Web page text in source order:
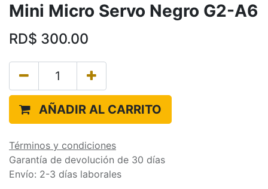
Mini Micro Servo Negro G2-A6
RD$ 300.00
AÑADIR AL CARRITO
Términos y condiciones
Garantía de devolución de 30 días
Envío: 2-3 días laborales